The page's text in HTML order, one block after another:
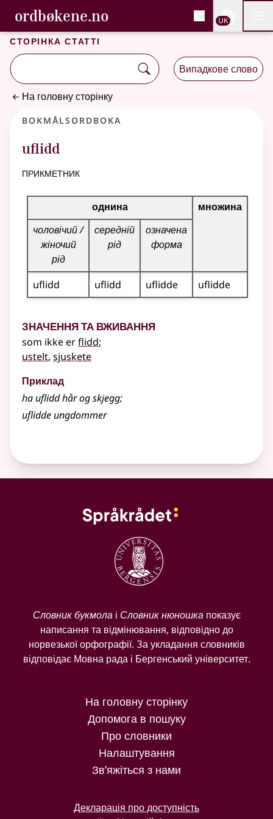
Перейти до основного вмісту
Доступність
ordbøkene.no, Cловник букмола та
Cловник букмола та Словник нюношка
UK
Сторінка статті
Випадкове слово
На головну сторінку
Bokmålsordboka
uflidd
прикметник
Таблиця відмінювання для цього прикметника
однина
множина
чоловічий /
жіночий
рід
середній
рід
означена
форма
uflidd uflidd uflidde uflidde
Значення та вживання
som ikke erflidd;
ustelt, sjuskete
Приклад
ha uflidd hår og skjegg;
uflidde ungdommer
Словник букмолаі Словник нюношкапоказує
написання та відмінювання, відповідно до
норвезької орфографії. За укладання словників
відповідає Мовна рада і Бергенський університет.
На головну сторінку
Допомога в пошуку
Про словники
Налаштування
Зв’яжіться з нами
Декларація про доступність